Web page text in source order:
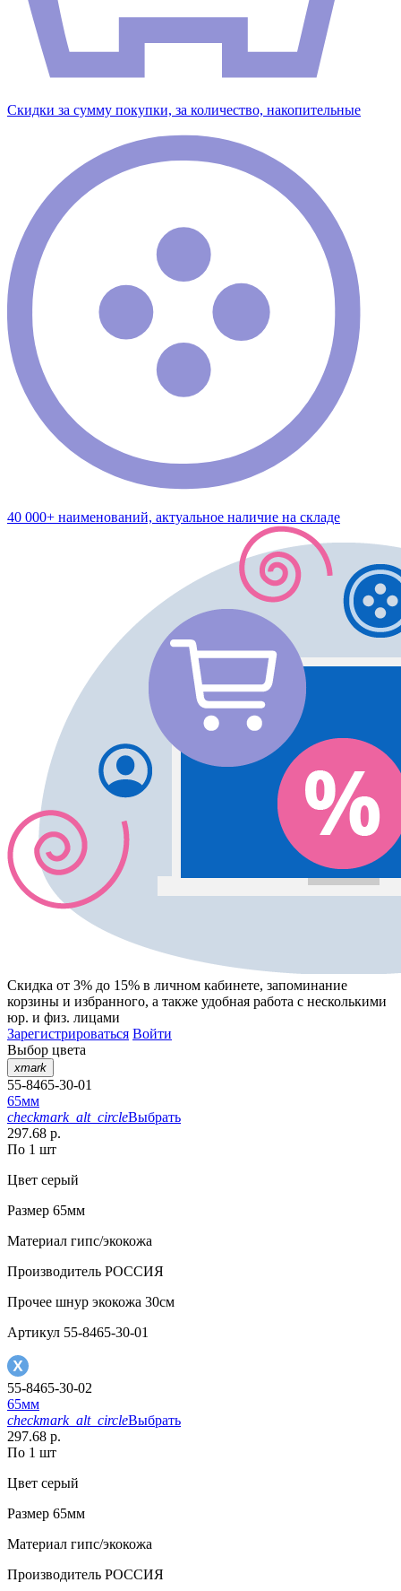
Скидки за сумму покупки, за количество, накопительные
40 000+ наименований, актуальное наличие на складе
Скидка от 3% до 15% в личном кабинете, запоминание
корзины и избранного, а также удобная работа с несколькими
юр. и физ. лицами
Зарегистрироваться Войти
Выбор цвета
xmark
55-8465-30-01
65мм
checkmark_alt_circleВыбрать
297.68 р.
По 1 шт
Цвет серый
Размер 65мм
Материал гипс/экокожа
Производитель РОССИЯ
Прочее шнур экокожа 30см
Артикул 55-8465-30-01
55-8465-30-02
65мм
checkmark_alt_circleВыбрать
297.68 р.
По 1 шт
Цвет серый
Размер 65мм
Материал гипс/экокожа
Производитель РОССИЯ